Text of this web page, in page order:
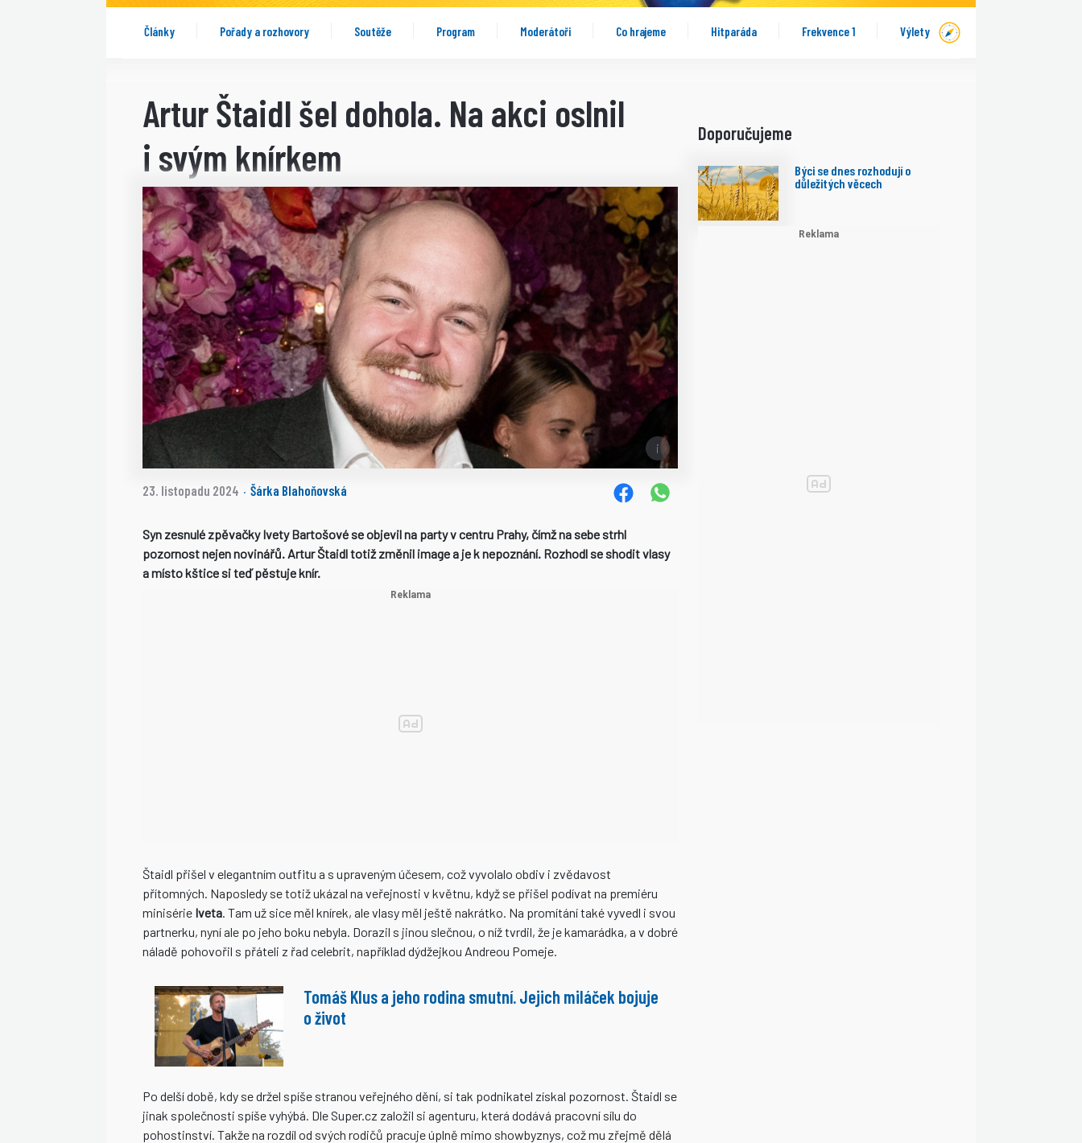
Články Pořady a rozhovory Soutěže Program Moderátoři Co hrajeme Hitparáda Frekvence 1 Výlety
Artur Štaidl šel dohola. Na akci oslnil
i svým knírkem
23. listopadu 2024 · Šárka Blahoňovská
Syn zesnulé zpěvačky Ivety Bartošové se objevil na party v centru Prahy, čímž na sebe strhl
pozornost nejen novinářů. Artur Štaidl totiž změnil image a je k nepoznání. Rozhodl se shodit vlasy
a místo kštice si teď pěstuje knír.
Štaidl přišel v elegantním outfitu a s upraveným účesem, což vyvolalo obdiv i zvědavost
přítomných. Naposledy se totiž ukázal na veřejnosti v květnu, když se přišel podívat na premiéru
minisérie Iveta. Tam už sice měl knírek, ale vlasy měl ještě nakrátko. Na promítání také vyvedl i svou
partnerku, nyní ale po jeho boku nebyla. Dorazil s jinou slečnou, o níž tvrdil, že je kamarádka, a v dobré
náladě pohovořil s přáteli z řad celebrit, například dýdžejkou Andreou Pomeje.
Tomáš Klus a jeho rodina smutní. Jejich miláček bojuje
o život
Po delší době, kdy se držel spíše stranou veřejného dění, si tak podnikatel získal pozornost. Štaidl se
jinak společnosti spíše vyhýbá. Dle Super.cz založil si agenturu, která dodává pracovní sílu do
pohostinství. Takže na rozdíl od svých rodičů pracuje úplně mimo showbyznys, což mu zřejmě dělá
Doporučujeme
Býci se dnes rozhodují o
důležitých věcech